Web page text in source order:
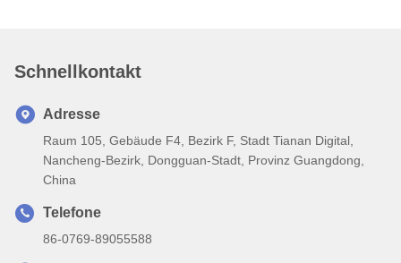
Schnellkontakt
Adresse
Raum 105, Gebäude F4, Bezirk F, Stadt Tianan Digital,
Nancheng-Bezirk, Dongguan-Stadt, Provinz Guangdong,
China
Telefone
86-0769-89055588